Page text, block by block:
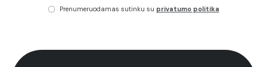
Prenumeruodamas sutinku su privatumo politika